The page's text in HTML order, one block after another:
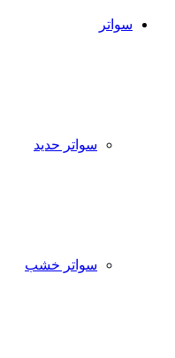
سواتر
سواتر حديد
سواتر خشب